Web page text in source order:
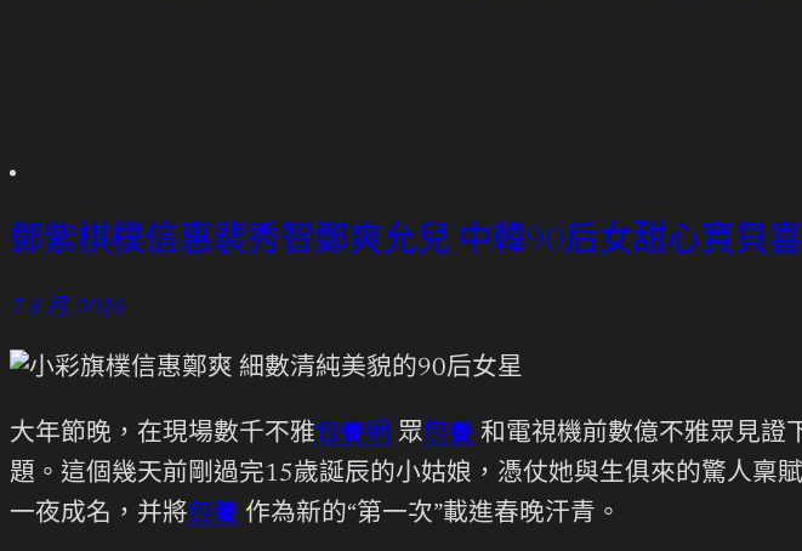
鄧紫棋樸信惠裴秀智鄭爽允兒 中韓90后女甜心寶貝
7 8 月, 2026
大年節晚，在現場數千不雅包養網 眾包養 和電視機前數億不雅眾見證
題。這個幾天前剛過完15歲誕辰的小姑娘，憑仗她與生俱來的驚人稟賦
一夜成名，并將包養 作為新的“第一次”載進春晚汗青。